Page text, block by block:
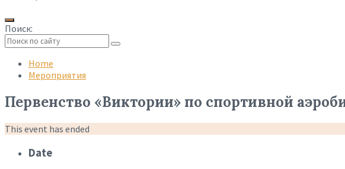
Поиск:
search
Home
Мероприятия
Первенство «Виктории» по спортивной
This event has ended
Date